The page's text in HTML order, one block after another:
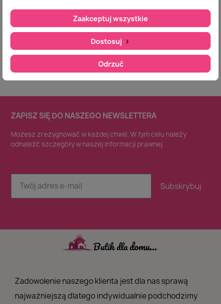
Dodaj do
Dodaj do
ZAPISZ SIĘ DO NASZEGO NEWSLETTERA
Możesz zrezygnować w każdej chwili. W tym celu należy
odnaleźć szczegóły w naszej informacji prawnej.
Subskrybuj
Zadowolenie naszego klienta jest dla nas sprawą
najważniejszą dlatego indywidualnie podchodzimy
Odrzuć
Dostosuj
Zaakceptuj wszystkie